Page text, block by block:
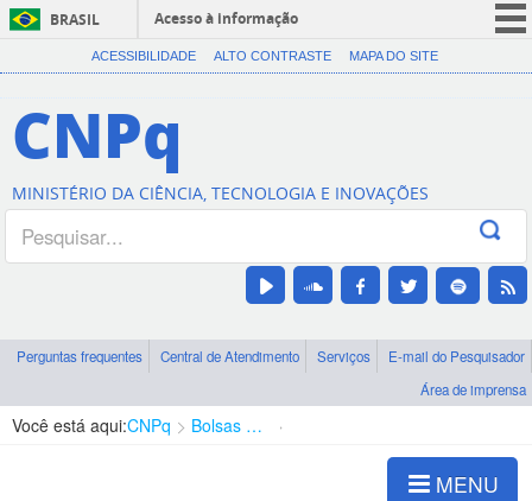
BRASIL
Acesso à informação
CORONAVÍRUS (COVID-19)
Canais
ACESSIBILIDADE ALTO CONTRASTE MAPA DO SITE
CNPq
MINISTÉRIO DA CIÊNCIA, TECNOLOGIA E INOVAÇÕES
Perguntas frequentes Central de Atendimento Serviços
E-mail do Pesquisador
Área de imprensa
Você está aqui:CNPq Bolsas e Auxílios Vigentes
MENU